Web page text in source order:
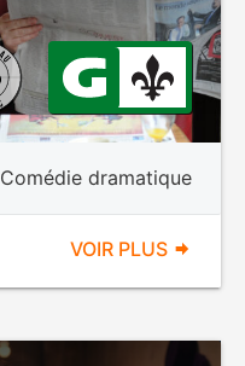
Comédie dramatique
VOIR PLUS